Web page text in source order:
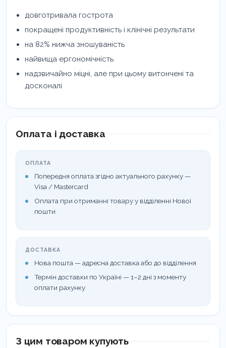
довготривала гострота
покращені продуктивність і клінічні результати
на 82% нижча зношуваність
найвища ергономічність
надзвичайно міцні, але при цьому витончені та
досконалі
Оплата і доставка
ОПЛАТА
Попередня оплата згідно актуального рахунку —
Visa / Mastercard
Оплата при отриманні товару у відділенні Нової
пошти
ДОСТАВКА
Нова пошта — адресна доставка або до відділення
Термін доставки по Україні — 1–2 дні з моменту
оплати рахунку
З цим товаром купують